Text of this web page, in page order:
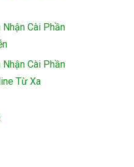
Cài Phần
Cài Phần
Từ Xa